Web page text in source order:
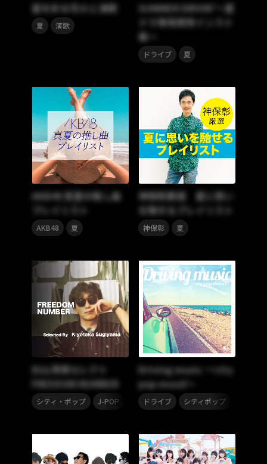
夏を彩る花火と演歌
夏 演歌
SUMMER DRIVIN’～夏
ドラ専用爽快インスト
集～
ドライブ 夏
AKB48 真夏の推し曲
AKB48 夏
神保彰厳選 夏に思い
を馳せるプレイリスト
神保彰 夏
杉山清貴セレクト
FREEDOM NUMBER
シティ・ポップ J-POP 80年代 , 90年代 , 夏
Driving music ～city
pop mood～
ドライブ シティポップ